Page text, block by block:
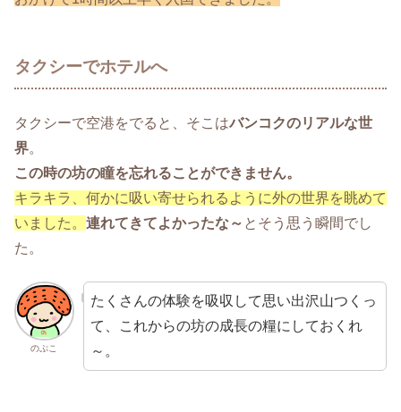
タクシーでホテルへ
タクシーで空港をでると、そこはバンコクのリアルな世
界。
この時の坊の瞳を忘れることができません。
キラキラ、何かに吸い寄せられるように外の世界を眺めて
いました。 連れてきてよかったな～ とそう思う瞬間でし
た。
のぷこ
たくさんの体験を吸収して思い出沢山つくっ
て、これからの坊の成長の糧にしておくれ
～。